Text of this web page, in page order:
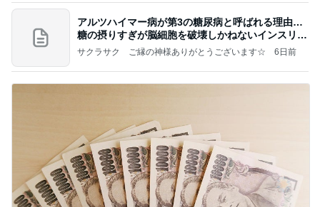
アルツハイマー病が第3の糖尿病と呼ばれる理由…
糖の摂りすぎが脳細胞を破壊しかねないインスリン
の恐
サクラサク ご縁の神様ありがとうございます☆ 6日前